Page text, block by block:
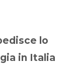
lo
in Italia